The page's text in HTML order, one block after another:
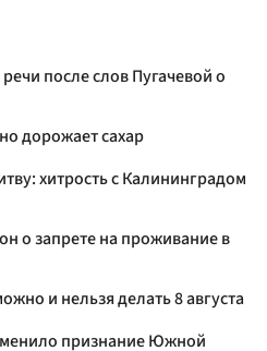
после слов Пугачевой о
дорожает сахар
хитрость с Калининградом
о запрете на проживание в
и нельзя делать 8 августа
признание Южной